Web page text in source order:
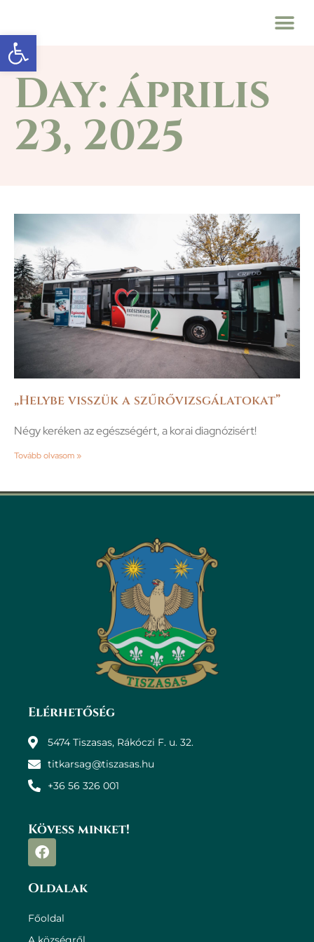
Eszköztár megnyitása
Day: április
23, 2025
„Helybe visszük a szűrővizsgálatokat”
Négy keréken az egészségért, a korai diagnózisért!
Tovább olvasom »
Elérhetőség
5474 Tiszasas, Rákóczi F. u. 32.
titkarsag@tiszasas.hu
+36 56 326 001
Kövess minket!
Oldalak
Főoldal